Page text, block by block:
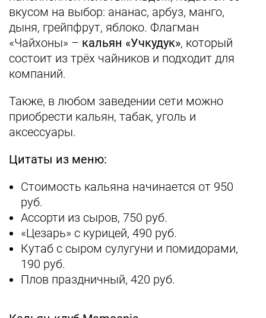
вкусом на выбор: ананас, арбуз, манго,
дыня, грейпфрут, яблоко. Флагман
«Чайхоны» – кальян «Учкудук», который
состоит из трёх чайников и подходит для
компаний.
Также, в любом заведении сети можно
приобрести кальян, табак, уголь и
аксессуары.
Цитаты из меню:
Стоимость кальяна начинается от 950
руб.
Ассорти из сыров, 750 руб.
«Цезарь» с курицей, 490 руб.
Кутаб с сыром сулугуни и помидорами,
190 руб.
Плов праздничный, 420 руб.